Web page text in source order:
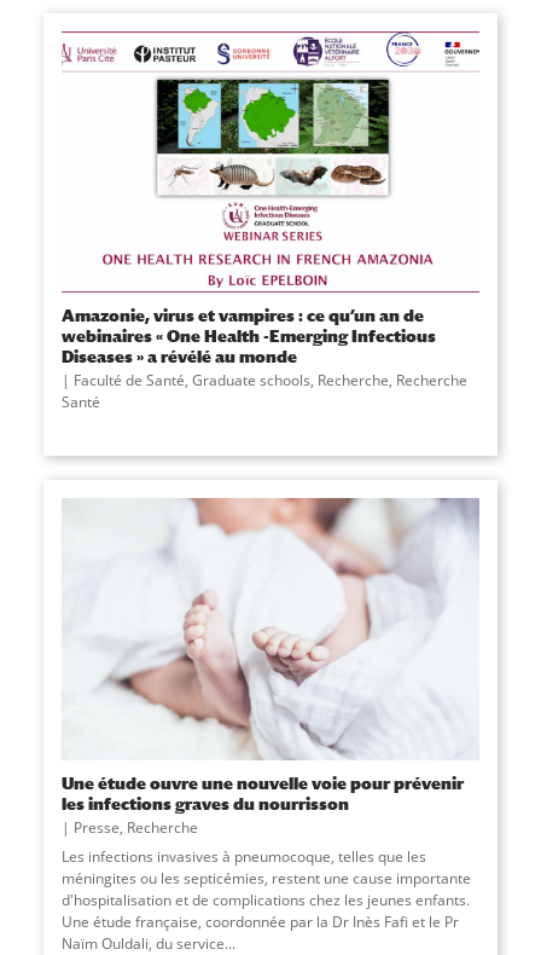
Amazonie, virus et vampires : ce qu’un an de
webinaires « One Health -Emerging Infectious
Diseases » a révélé au monde
Faculté de Santé, Graduate schools, Recherche, Recherche
Santé
Une étude ouvre une nouvelle voie pour prévenir
les infections graves du nourrisson
Presse, Recherche
Les infections invasives à pneumocoque, telles que les
méningites ou les septicémies, restent une cause importante
d'hospitalisation et de complications chez les jeunes enfants.
Une étude française, coordonnée par la Dr Inès Fafi et le Pr
Naïm Ouldali, du service...